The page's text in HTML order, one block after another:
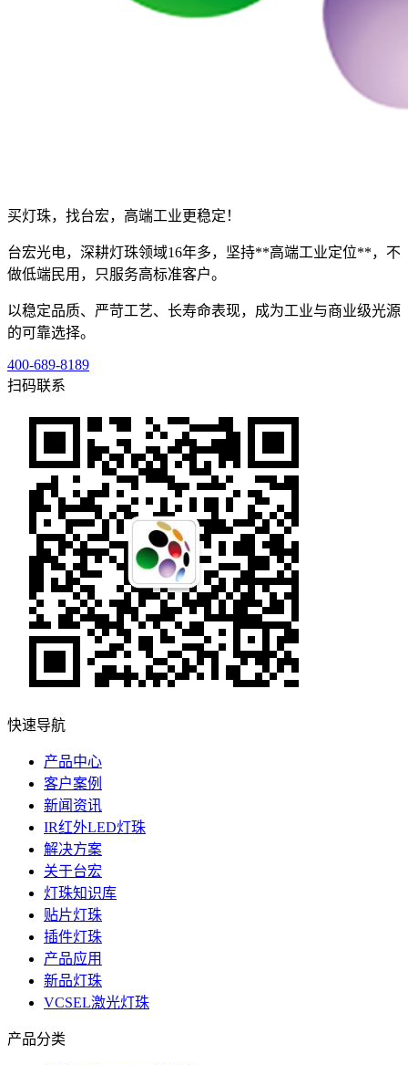
买灯珠，找台宏，高端工业更稳定！
台宏光电，深耕灯珠领域16年多，坚持**高端工业定位**，不
做低端民用，只服务高标准客户。
以稳定品质、严苛工艺、长寿命表现，成为工业与商业级光源
的可靠选择。
400-689-8189
扫码联系
快速导航
产品中心
客户案例
新闻资讯
IR红外LED灯珠
解决方案
关于台宏
灯珠知识库
贴片灯珠
插件灯珠
产品应用
新品灯珠
VCSEL激光灯珠
产品分类